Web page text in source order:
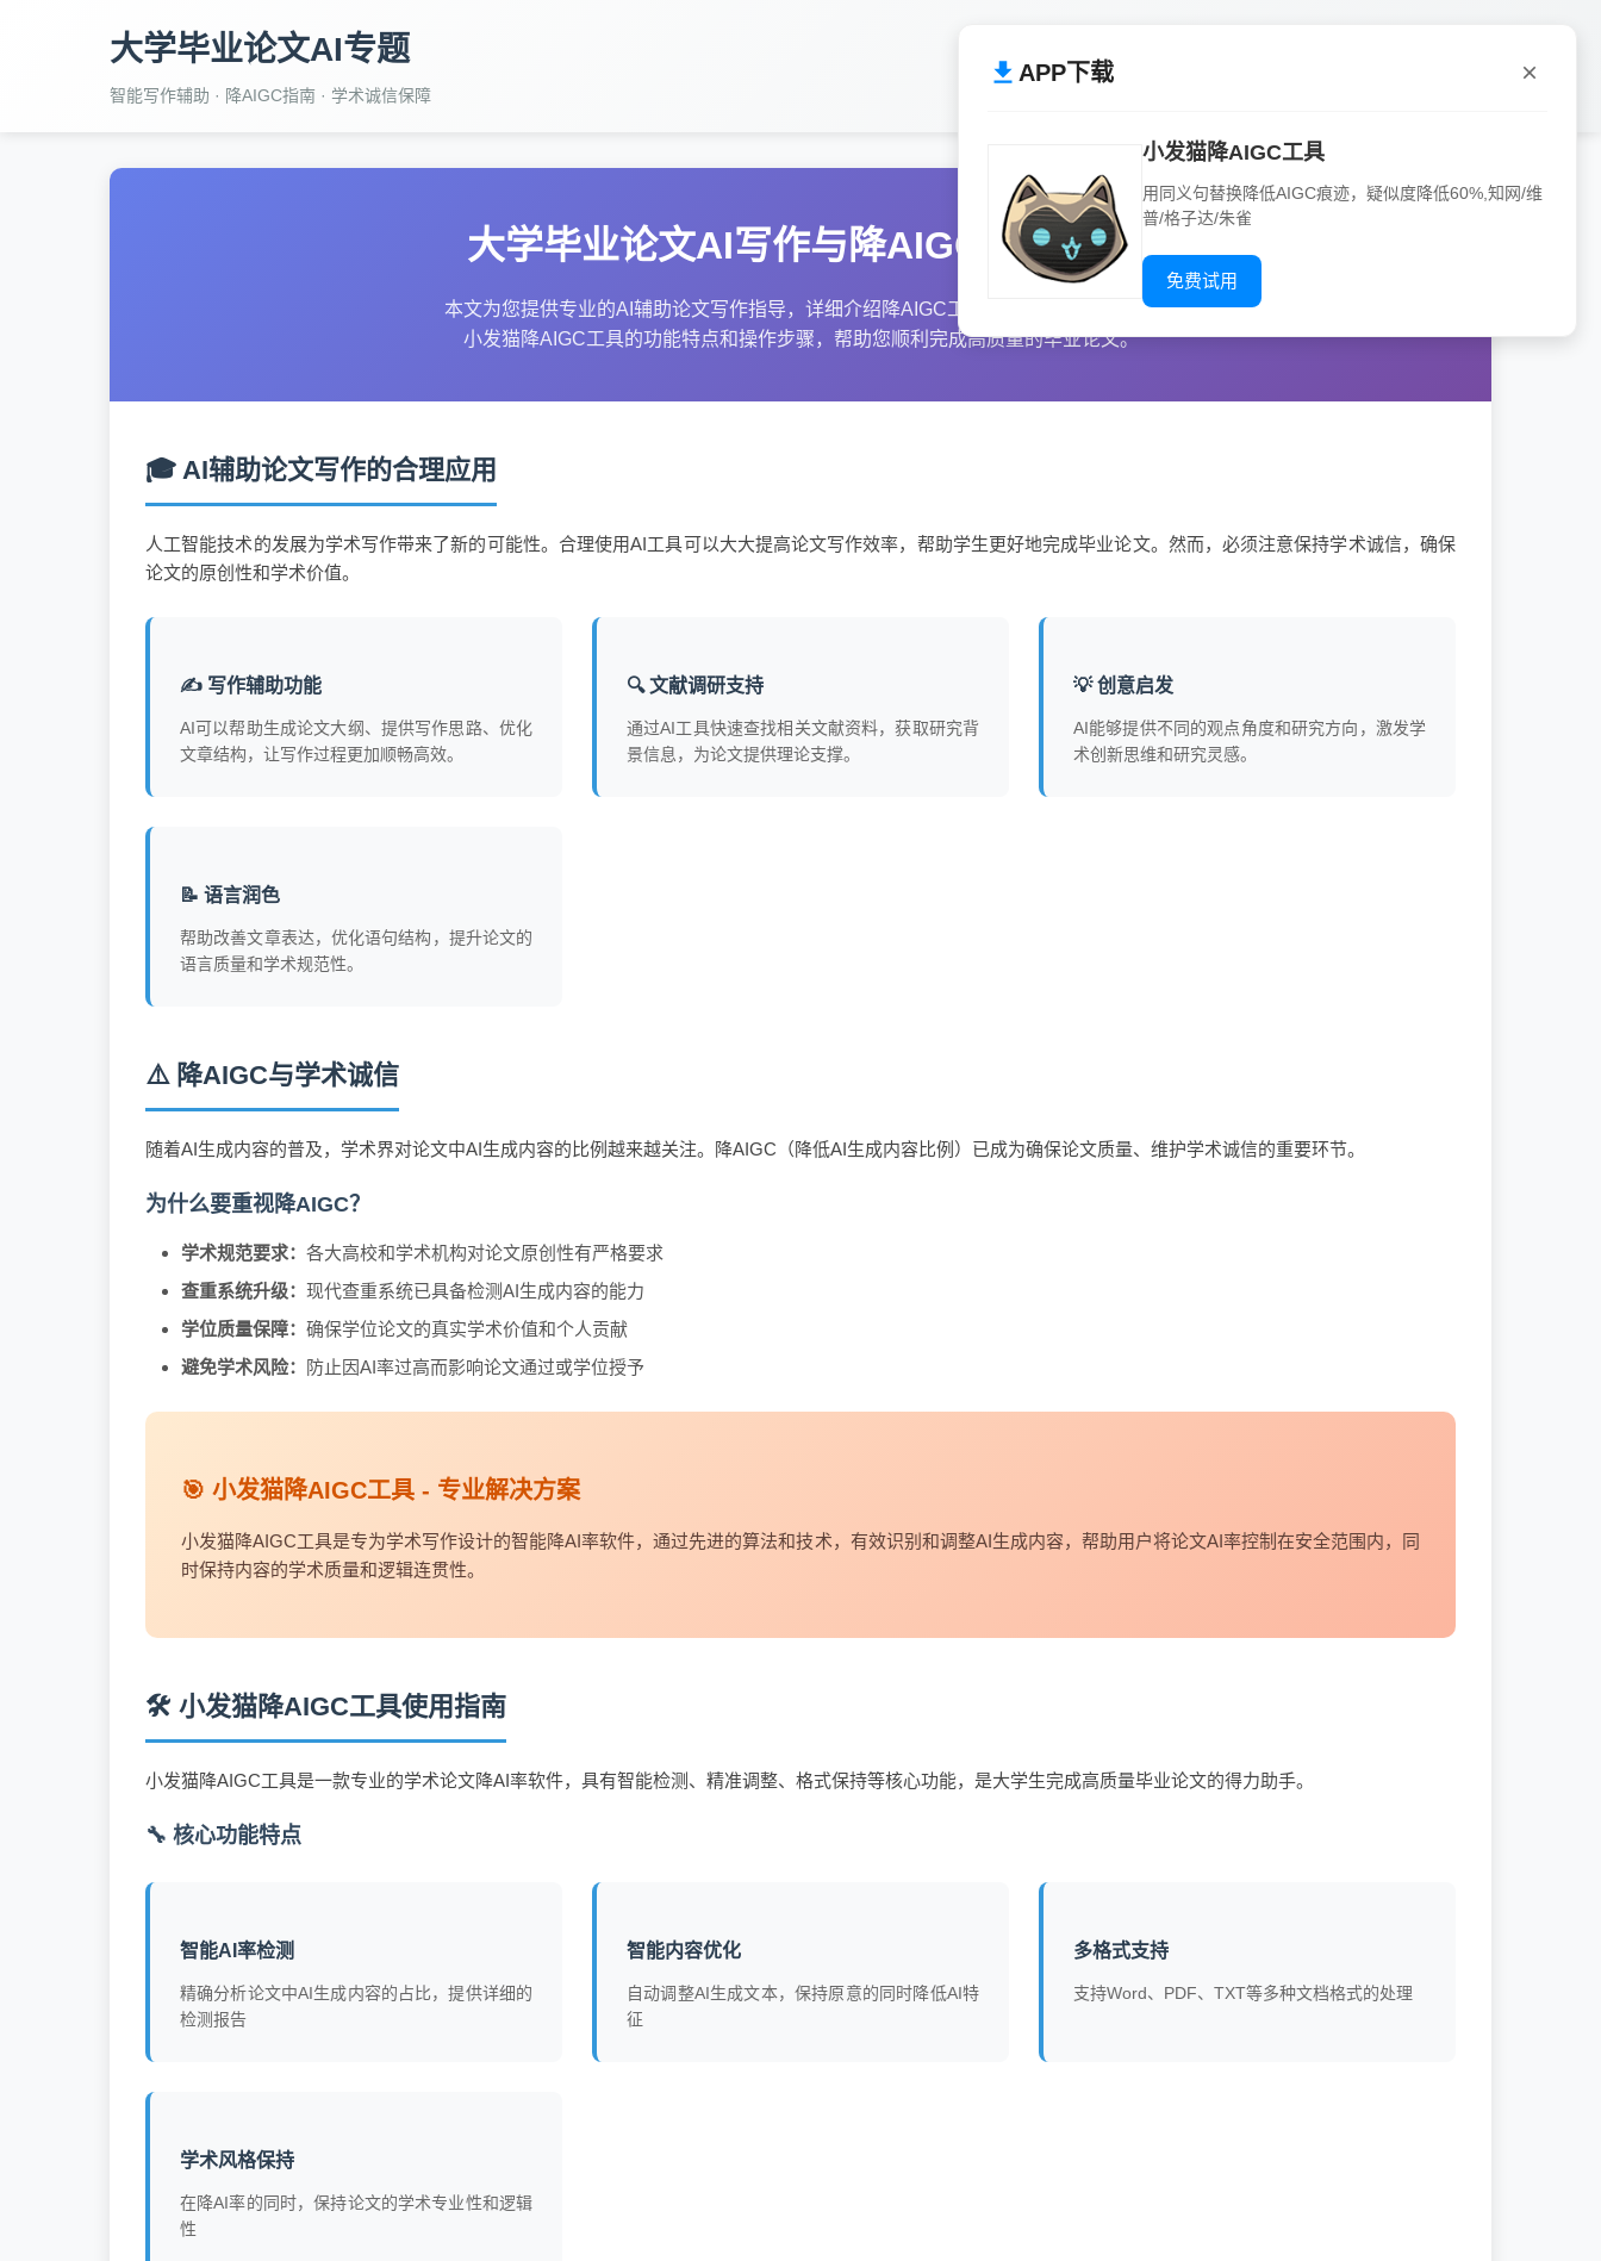
大学毕业论文AI专题
智能写作辅助 · 降AIGC指南 · 学术诚信保障
大学毕业论文AI写作与降AIGC完整指南
本文为您提供专业的AI辅助论文写作指导，详细介绍降AIGC工具的使用方法，特别是
小发猫降AIGC工具的功能特点和操作步骤，帮助您顺利完成高质量的毕业论文。
🎓 AI辅助论文写作的合理应用
人工智能技术的发展为学术写作带来了新的可能性。合理使用AI工具可以大大提高论文写作效率，帮助学生更好地完成毕业论文。然而，必须注意保持学术诚信，确保
论文的原创性和学术价值。
✍️ 写作辅助功能
AI可以帮助生成论文大纲、提供写作思路、优化
文章结构，让写作过程更加顺畅高效。
🔍 文献调研支持
通过AI工具快速查找相关文献资料，获取研究背
景信息，为论文提供理论支撑。
💡 创意启发
AI能够提供不同的观点角度和研究方向，激发学
术创新思维和研究灵感。
📝 语言润色
帮助改善文章表达，优化语句结构，提升论文的
语言质量和学术规范性。
⚠️ 降AIGC与学术诚信
随着AI生成内容的普及，学术界对论文中AI生成内容的比例越来越关注。降AIGC（降低AI生成内容比例）已成为确保论文质量、维护学术诚信的重要环节。
为什么要重视降AIGC？
学术规范要求： 各大高校和学术机构对论文原创性有严格要求
查重系统升级： 现代查重系统已具备检测AI生成内容的能力
学位质量保障： 确保学位论文的真实学术价值和个人贡献
避免学术风险：
防止因AI率过高而影响论文通过或学位授予
🎯 小发猫降AIGC工具 - 专业解决方案
小发猫降AIGC工具是专为学术写作设计的智能降AI率软件，通过先进的算法和技术，有效识别和调整AI生成内容，帮助用户将论文AI率控制在安全范围内，同
时保持内容的学术质量和逻辑连贯性。
🛠️ 小发猫降AIGC工具使用指南
小发猫降AIGC工具是一款专业的学术论文降AI率软件，具有智能检测、精准调整、格式保持等核心功能，是大学生完成高质量毕业论文的得力助手。
🔧 核心功能特点
智能AI率检测
精确分析论文中AI生成内容的占比，提供详细的
检测报告
智能内容优化
自动调整AI生成文本，保持原意的同时降低AI特
征
多格式支持
支持Word、PDF、TXT等多种文档格式的处理
学术风格保持
在降AI率的同时，保持论文的学术专业性和逻辑
性
APP下载
小发猫降AIGC工具
用同义句替换降低AIGC痕迹，疑似度降低60%,知网/维
普/格子达/朱雀
免费试用